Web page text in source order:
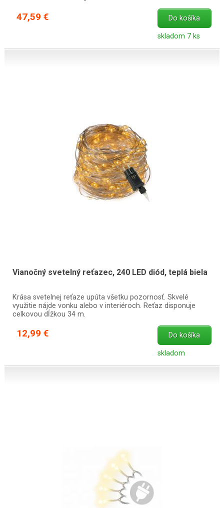
47,59 € Do košíka
skladom 7 ks
Vianočný svetelný reťazec, 240 LED diód, teplá biela
Krása svetelnej reťaze upúta všetku pozornosť. Skvelé
využitie nájde vonku alebo v interiéroch. Reťaz disponuje
celkovou dĺžkou 34 m.
12,99 € Do košíka
skladom